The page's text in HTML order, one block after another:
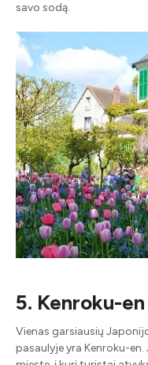
savo sodą.
5. Kenroku-
Vienas garsiausių
pasaulyje yra Kenroku-